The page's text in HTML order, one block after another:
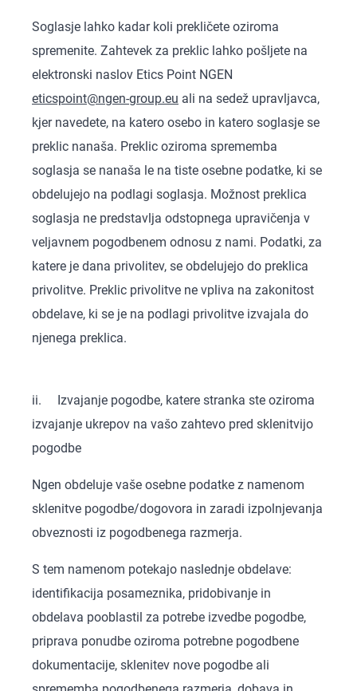
Soglasje lahko kadar koli prekličete oziroma
spremenite. Zahtevek za preklic lahko pošljete na
elektronski naslov Etics Point NGEN
eticspoint@ngen-group.eu ali na sedež upravljavca,
kjer navedete, na katero osebo in katero soglasje se
preklic nanaša. Preklic oziroma sprememba
soglasja se nanaša le na tiste osebne podatke, ki se
obdelujejo na podlagi soglasja. Možnost preklica
soglasja ne predstavlja odstopnega upravičenja v
veljavnem pogodbenem odnosu z nami. Podatki, za
katere je dana privolitev, se obdelujejo do preklica
privolitve. Preklic privolitve ne vpliva na zakonitost
obdelave, ki se je na podlagi privolitve izvajala do
njenega preklica.
ii. Izvajanje pogodbe, katere stranka ste oziroma
izvajanje ukrepov na vašo zahtevo pred sklenitvijo
pogodbe
Ngen obdeluje vaše osebne podatke z namenom
sklenitve pogodbe/dogovora in zaradi izpolnjevanja
obveznosti iz pogodbenega razmerja.
S tem namenom potekajo naslednje obdelave:
identifikacija posameznika, pridobivanje in
obdelava pooblastil za potrebe izvedbe pogodbe,
priprava ponudbe oziroma potrebne pogodbene
dokumentacije, sklenitev nove pogodbe ali